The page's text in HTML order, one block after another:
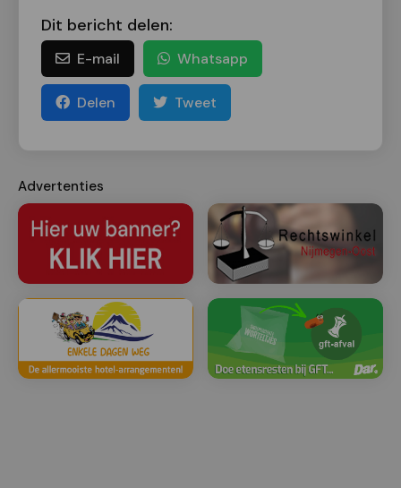
Dit bericht delen:
E-mail Whatsapp
Delen Tweet
Advertenties